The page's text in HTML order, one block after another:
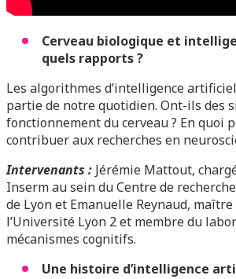
Cerveau biologique et
quels rapports ?
Les algorithmes d’intelligence
partie de notre quotidien. Ont-ils des
fonctionnement du cerveau ? En quoi
contribuer aux recherches en
Intervenants : Jérémie Mattout,
Inserm au sein du Centre de
de Lyon et Emanuelle Reynaud,
l’Université Lyon 2 et membre du
mécanismes cognitifs.
Une histoire d’intelligence